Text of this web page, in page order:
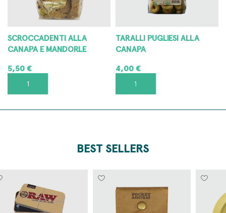
SCROCCADENTI ALLA
CANAPA E MANDORLE
5,50€
AGGIUNGI AL CARRELLO
TARALLI PUGLIESI ALLA
CANAPA
4,00€
AGGIUNGI AL CARRELLO
BEST SELLERS